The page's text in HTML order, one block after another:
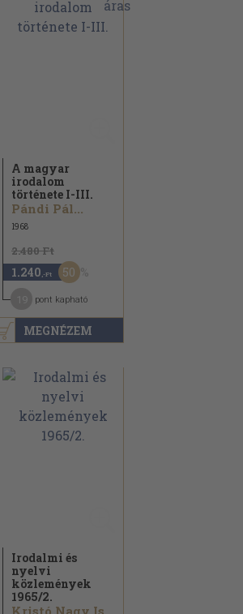
MEGNÉZEM
A magyar
irodalom
története I-III.
Pándi Pál...
1968
2.480 Ft
1.240 ,-Ft 50
pont kapható
Irodalmi és
nyelvi
közlemények
1965/2.
Kristó Nagy István...